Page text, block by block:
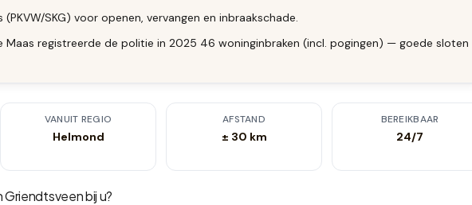
SKG) voor openen, vervangen en inbraakschade.
Maas registreerde de politie in 2025 46 woninginbraken (incl. pogingen) — goede sloten
VANUIT REGIO
Helmond
AFSTAND
± 30 km
BEREIKBAAR
24/7
Griendtsveenbij u?